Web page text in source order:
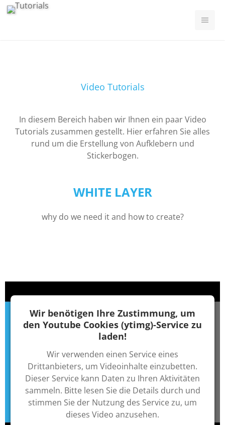
Video Tutorials
In diesem Bereich haben wir Ihnen ein paar Video
Tutorials zusammen gestellt. Hier erfahren Sie alles
rund um die Erstellung von Aufklebern und
Stickerbogen.
WHITE LAYER
why do we need it and how to create?
Wir benötigen Ihre Zustimmung, um
den Youtube Cookies (ytimg)-Service zu
laden!
Wir verwenden einen Service eines
Drittanbieters, um Videoinhalte einzubetten.
Dieser Service kann Daten zu Ihren Aktivitäten
sammeln. Bitte lesen Sie die Details durch und
stimmen Sie der Nutzung des Service zu, um
dieses Video anzusehen.